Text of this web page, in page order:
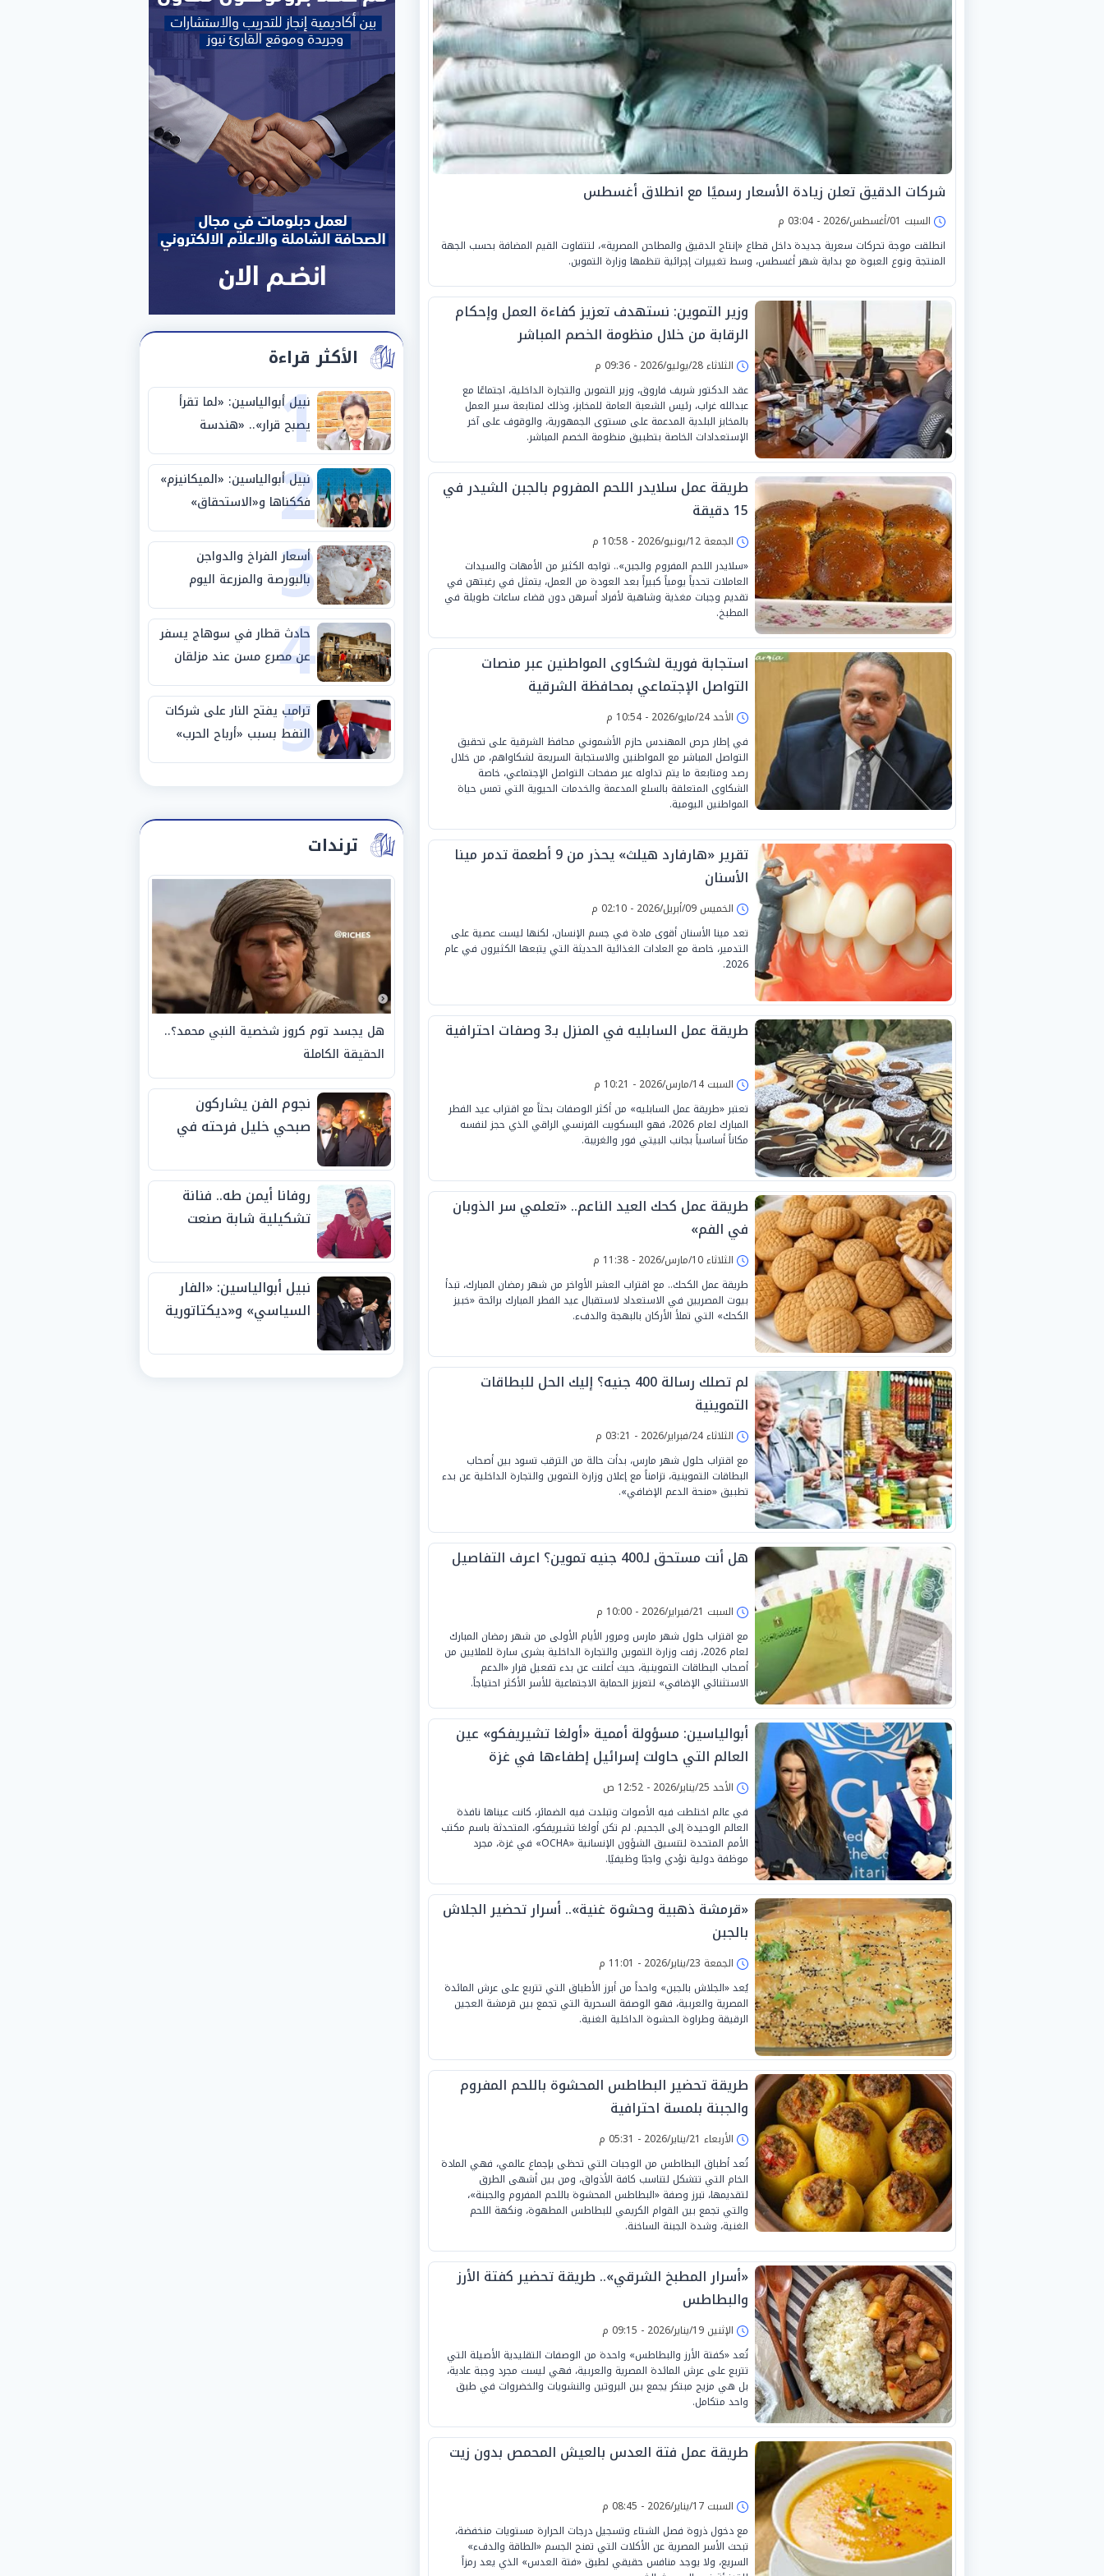
شركات الدقيق تعلن زيادة الأسعار رسميًا مع انطلاق أغسطس
السبت 01/أغسطس/2026 - 03:04 م
انطلقت موجة تحركات سعرية جديدة داخل قطاع «إنتاج الدقيق والمطاحن المصرية»، لتتفاوت القيم المضافة بحسب الجهة
المنتجة ونوع العبوة مع بداية شهر أغسطس، وسط تغييرات إجرائية تنظمها وزارة التموين.
وزير التموين: نستهدف تعزيز كفاءة العمل وإحكام
الرقابة من خلال منظومة الخصم المباشر
الثلاثاء 28/يوليو/2026 - 09:36 م
عقد الدكتور شريف فاروق، وزير التموين والتجارة الداخلية، اجتماعًا مع
عبدالله غراب، رئيس الشعبة العامة للمخابز، وذلك لمتابعة سير العمل
بالمخابز البلدية المدعمة على مستوى الجمهورية، والوقوف على آخر
الإستعدادات الخاصة بتطبيق منظومة الخصم المباشر.
طريقة عمل سلايدر اللحم المفروم بالجبن الشيدر في
15 دقيقة
الجمعة 12/يونيو/2026 - 10:58 م
«سلايدر اللحم المفروم والجبن».. تواجه الكثير من الأمهات والسيدات
العاملات تحدياً يومياً كبيراً بعد العودة من العمل، يتمثل في رغبتهن في
تقديم وجبات مغذية وشاهية لأفراد أسرهن دون قضاء ساعات طويلة في
المطبخ.
استجابة فورية لشكاوى المواطنين عبر منصات
التواصل الإجتماعي بمحافظة الشرقية
الأحد 24/مايو/2026 - 10:54 م
في إطار حرص المهندس حازم الأشموني محافظ الشرقية على تحقيق
التواصل المباشر مع المواطنين والاستجابة السريعة لشكاواهم، من خلال
رصد ومتابعة ما يتم تداوله عبر صفحات التواصل الإجتماعي، خاصة
الشكاوى المتعلقة بالسلع المدعمة والخدمات الحيوية التي تمس حياة
المواطنين اليومية.
تقرير «هارفارد هيلث» يحذر من 9 أطعمة تدمر مينا
الأسنان
الخميس 09/أبريل/2026 - 02:10 م
تعد مينا الأسنان أقوى مادة في جسم الإنسان، لكنها ليست عصية على
التدمير، خاصة مع العادات الغذائية الحديثة التي يتبعها الكثيرون في عام
2026.
طريقة عمل السابليه في المنزل بـ3 وصفات احترافية
السبت 14/مارس/2026 - 10:21 م
تعتبر «طريقة عمل السابليه» من أكثر الوصفات بحثاً مع اقتراب عيد الفطر
المبارك لعام 2026، فهو البسكويت الفرنسي الراقي الذي حجز لنفسه
مكاناً أساسياً بجانب البيتي فور والغريبة.
طريقة عمل كحك العيد الناعم.. «تعلمي سر الذوبان
في الفم»
الثلاثاء 10/مارس/2026 - 11:38 م
طريقة عمل الكحك.. مع اقتراب العشر الأواخر من شهر رمضان المبارك، تبدأ
بيوت المصريين في الاستعداد لاستقبال عيد الفطر المبارك برائحة «خبيز
الكحك» التي تملأ الأركان بالبهجة والدفء.
لم تصلك رسالة 400 جنيه؟ إليك الحل للبطاقات
التموينية
الثلاثاء 24/فبراير/2026 - 03:21 م
مع اقتراب حلول شهر مارس، بدأت حالة من الترقب تسود بين أصحاب
البطاقات التموينية، تزامناً مع إعلان وزارة التموين والتجارة الداخلية عن بدء
تطبيق «منحة الدعم الإضافي».
هل أنت مستحق لـ400 جنيه تموين؟ اعرف التفاصيل
السبت 21/فبراير/2026 - 10:00 م
مع اقتراب حلول شهر مارس ومرور الأيام الأولى من شهر رمضان المبارك
لعام 2026، زفت وزارة التموين والتجارة الداخلية بشرى سارة للملايين من
أصحاب البطاقات التموينية، حيث أعلنت عن بدء تفعيل قرار «الدعم
الاستثنائي الإضافي» لتعزيز الحماية الاجتماعية للأسر الأكثر احتياجاً.
أبوالياسين: مسؤولة أممية «أولغا تشيريفكو» عين
العالم التي حاولت إسرائيل إطفاءها في غزة
الأحد 25/يناير/2026 - 12:52 ص
في عالم اختلطت فيه الأصوات وتبلدت فيه الضمائر، كانت عيناها نافذة
العالم الوحيدة إلى الجحيم. لم تكن أولغا تشيريفكو، المتحدثة باسم مكتب
الأمم المتحدة لتنسيق الشؤون الإنسانية «OCHA» في غزة، مجرد
موظفة دولية تؤدي واجبًا وظيفيًا.
«قرمشة ذهبية وحشوة غنية».. أسرار تحضير الجلاش
بالجبن
الجمعة 23/يناير/2026 - 11:01 م
يُعد «الجلاش بالجبن» واحداً من أبرز الأطباق التي تتربع على عرش المائدة
المصرية والعربية، فهو الوصفة السحرية التي تجمع بين قرمشة العجين
الرقيقة وطراوة الحشوة الداخلية الغنية.
طريقة تحضير البطاطس المحشوة باللحم المفروم
والجبنة بلمسة احترافية
الأربعاء 21/يناير/2026 - 05:31 م
تُعد أطباق البطاطس من الوجبات التي تحظى بإجماع عالمي، فهي المادة
الخام التي تتشكل لتناسب كافة الأذواق، ومن بين أشهى الطرق
لتقديمها، تبرز وصفة «البطاطس المحشوة باللحم المفروم والجبنة»،
والتي تجمع بين القوام الكريمي للبطاطس المطهوة، ونكهة اللحم
الغنية، وشدة الجبنة الساخنة.
«أسرار المطبخ الشرقي».. طريقة تحضير كفتة الأرز
والبطاطس
الإثنين 19/يناير/2026 - 09:15 م
تُعد «كفتة الأرز والبطاطس» واحدة من الوصفات التقليدية الأصيلة التي
تتربع على عرش المائدة المصرية والعربية، فهي ليست مجرد وجبة عادية،
بل هي مزيج مبتكر يجمع بين البروتين والنشويات والخضروات في طبق
واحد متكامل.
طريقة عمل فتة العدس بالعيش المحمص بدون زيت
السبت 17/يناير/2026 - 08:45 م
مع دخول ذروة فصل الشتاء وتسجيل درجات الحرارة مستويات منخفضة،
تبحث الأسر المصرية عن الأكلات التي تمنح الجسم «الطاقة والدفء»
السريع، ولا يوجد منافس حقيقي لطبق «فتة العدس» الذي يعد رمزاً
الأكثر قراءة
1
نبيل أبوالياسين: «لما تقرأ
يصبح قرار».. «هندسة
الاستثمار السيادي» بين «ربط
الجيب بالوطن» و«سيادة
الكلمة»
2
نبيل أبوالياسين: «الميكانيزم»
فككناها و«الاستحقاق»
حتمية.. «تفعيل الإرادة»
مهمة الجامعة العربية
3
أسعار الفراخ والدواجن
بالبورصة والمزرعة اليوم
الثلاثاء 4-8-2026
4
حادث قطار في سوهاج يسفر
عن مصرع مسن عند مزلقان
المراغة
5
ترامب يفتح النار على شركات
النفط بسبب «أرباح الحرب»
ترندات
هل يجسد توم كروز شخصية النبي محمد؟..
الحقيقة الكاملة
نجوم الفن يشاركون
صبحي خليل فرحته في
روفانا أيمن طه.. فنانة
تشكيلية شابة صنعت
الجوائز منذ الصغر
نبيل أبوالياسين: «الفار
السياسي» و«ديكتاتورية
الفيفا».. وإقالة